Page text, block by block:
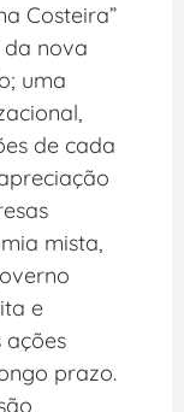
Costeira”
nova
uma
de cada
mista,
e
ações
prazo.